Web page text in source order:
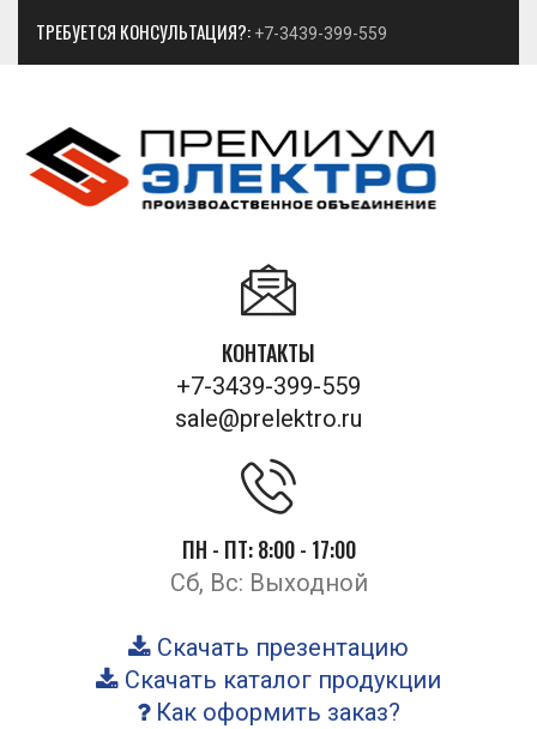
ТРЕБУЕТСЯ КОНСУЛЬТАЦИЯ?: +7-3439-399-559
КОНТАКТЫ
+7-3439-399-559
sale@prelektro.ru
ПН - ПТ: 8:00 - 17:00
Сб, Вс: Выходной
Скачать презентацию
Скачать каталог продукции
Как оформить заказ?